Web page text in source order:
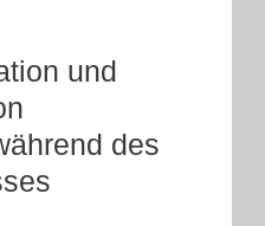
und
des